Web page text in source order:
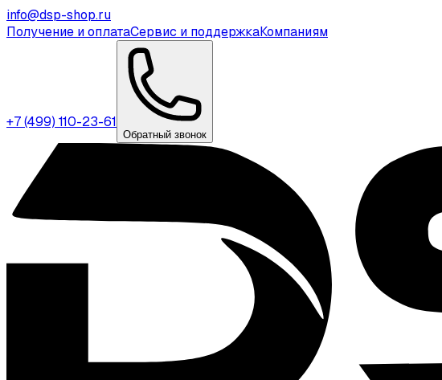
info@dsp-shop.ru
Получение и оплатаСервис и поддержкаКомпаниям
+7 (499) 110-23-61
Обратный звонок